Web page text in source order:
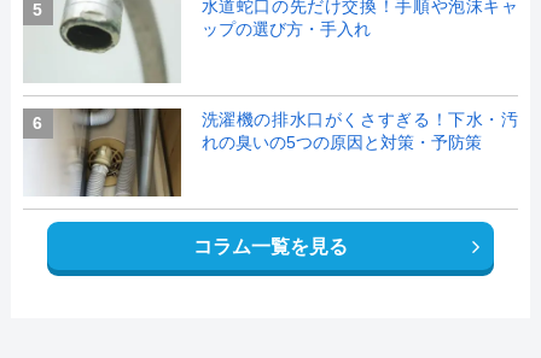
5
水道蛇口の先だけ交換！手順や泡沫キャ
ップの選び方・手入れ
6
洗濯機の排水口がくさすぎる！下水・汚
れの臭いの5つの原因と対策・予防策
コラム一覧を見る